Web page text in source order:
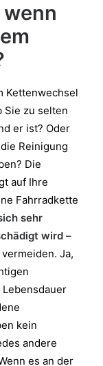
Kettenwechsel
Sie zu selten
er ist? Oder
Reinigung
Die
auf Ihre
Fahrradkette
sehr
wird –
Ja,
kein
andere
es an der